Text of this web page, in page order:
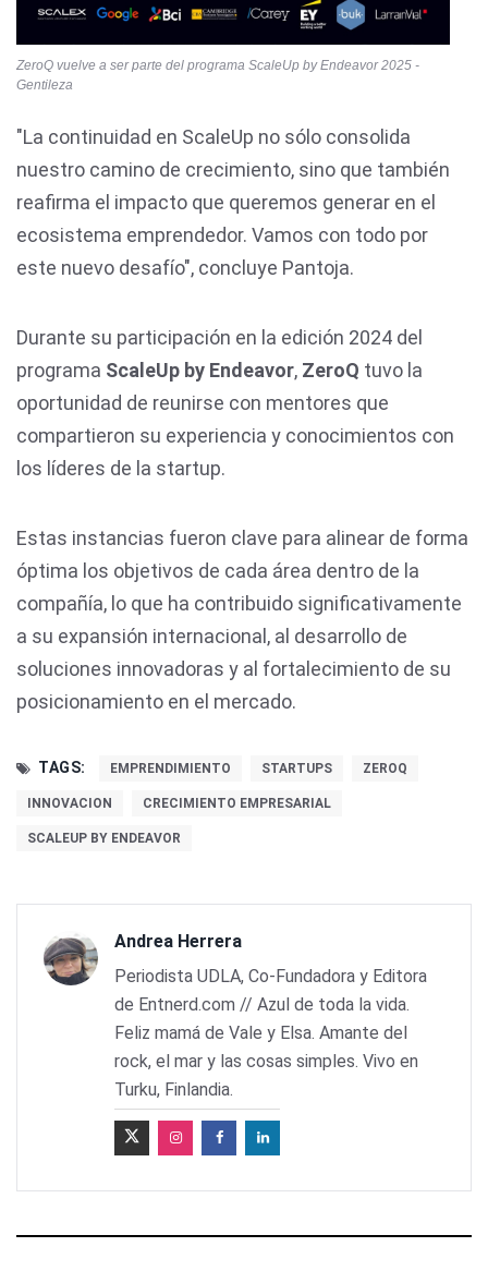
ZeroQ vuelve a ser parte del programa ScaleUp by Endeavor 2025 -
Gentileza
"La continuidad en ScaleUp no sólo consolida
nuestro camino de crecimiento, sino que también
reafirma el impacto que queremos generar en el
ecosistema emprendedor. Vamos con todo por
este nuevo desafío", concluye Pantoja.
Durante su participación en la edición 2024 del
programa ScaleUp by Endeavor, ZeroQ tuvo la
oportunidad de reunirse con mentores que
compartieron su experiencia y conocimientos con
los líderes de la startup.
Estas instancias fueron clave para alinear de forma
óptima los objetivos de cada área dentro de la
compañía, lo que ha contribuido significativamente
a su expansión internacional, al desarrollo de
soluciones innovadoras y al fortalecimiento de su
posicionamiento en el mercado.
TAGS: EMPRENDIMIENTO STARTUPS ZEROQ
INNOVACION CRECIMIENTO EMPRESARIAL
SCALEUP BY ENDEAVOR
Andrea Herrera
Periodista UDLA, Co-Fundadora y Editora
de Entnerd.com // Azul de toda la vida.
Feliz mamá de Vale y Elsa. Amante del
rock, el mar y las cosas simples. Vivo en
Turku, Finlandia.